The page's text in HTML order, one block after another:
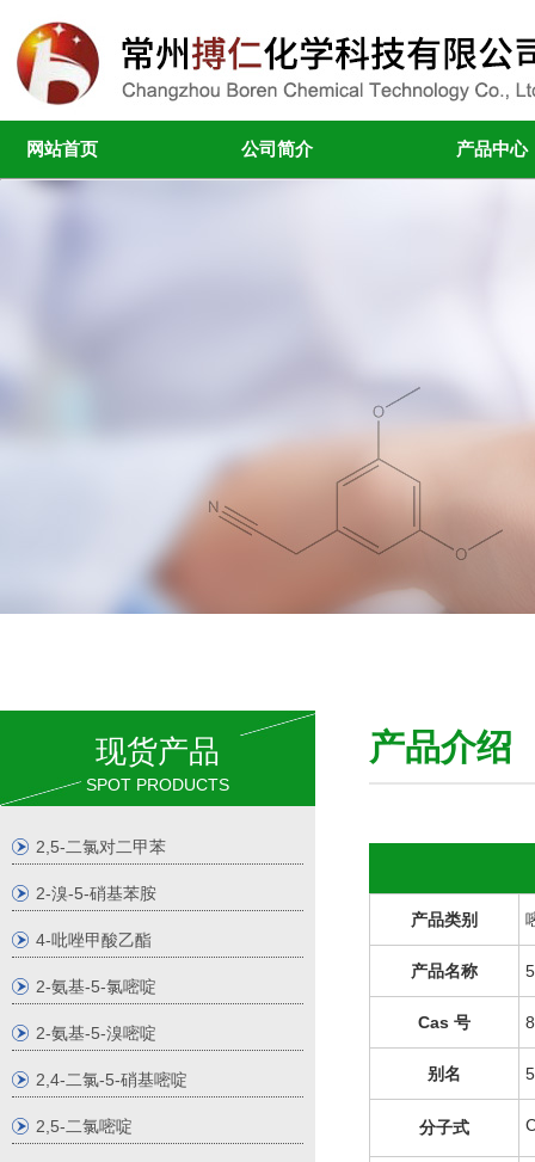
网站首页 公司简介 产品中心
现货产品
SPOT PRODUCTS
2,5-二氯对二甲苯
2-溴-5-硝基苯胺
4-吡唑甲酸乙酯
2-氨基-5-氯嘧啶
2-氨基-5-溴嘧啶
2,4-二氯-5-硝基嘧啶
2,5-二氯嘧啶
产品介
产品类别
产品名称
Cas 号
别名
分子式